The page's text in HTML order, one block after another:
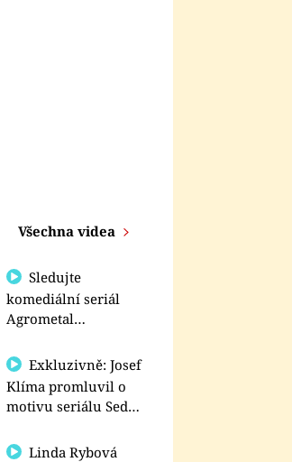
Všechna videa
Sledujte
komediální seriál
Agrometal
prima+
Exkluzivně: Josef
Klíma promluvil o
motivu seriálu Sedm
Linda Rybová